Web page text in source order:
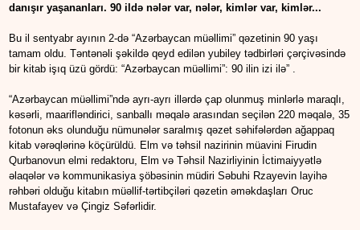
danışır yaşananları. 90 ildə nələr var, nələr, kimlər var, kimlər...
Bu il sentyabr ayının 2-də “Azərbaycan müəllimi” qəzetinin 90 yaşı
tamam oldu. Təntənəli şəkildə qeyd edilən yubiley tədbirləri çərçivəsində
bir kitab işıq üzü gördü: “Azərbaycan müəllimi”: 90 ilin izi ilə” .
“Azərbaycan müəllimi”ndə ayrı-ayrı illərdə çap olunmuş minlərlə maraqlı,
kəsərli, maarifləndirici, sanballı məqalə arasından seçilən 220 məqalə, 35
fotonun əks olunduğu nümunələr saralmış qəzet səhifələrdən ağappaq
kitab vərəqlərinə köçürüldü. Elm və təhsil nazirinin müavini Firudin
Qurbanovun elmi redaktoru, Elm və Təhsil Nazirliyinin İctimaiyyətlə
əlaqələr və kommunikasiya şöbəsinin müdiri Səbuhi Rzayevin layihə
rəhbəri olduğu kitabın müəllif-tərtibçiləri qəzetin əməkdaşları Oruc
Mustafayev və Çingiz Səfərlidir.